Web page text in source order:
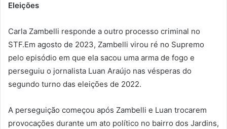
Eleições
Carla Zambelli responde a outro processo criminal no
STF.Em agosto de 2023, Zambelli virou ré no Supremo
pelo episódio em que ela sacou uma arma de fogo e
perseguiu o jornalista Luan Araújo nas vésperas do
segundo turno das eleições de 2022.
A perseguição começou após Zambelli e Luan trocarem
provocações durante um ato político no bairro dos Jardins,